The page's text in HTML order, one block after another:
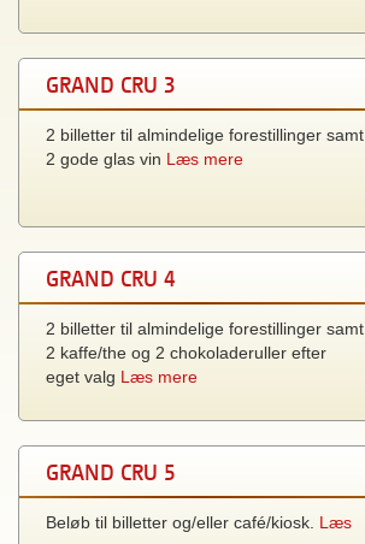
GRAND CRU 3
2 billetter til almindelige forestillinger samt
2 gode glas vin Læs mere
GRAND CRU 4
2 billetter til almindelige forestillinger samt
2 kaffe/the og 2 chokoladeruller efter
eget valg Læs mere
GRAND CRU 5
Beløb til billetter og/eller café/kiosk. Læs